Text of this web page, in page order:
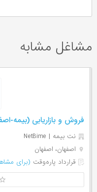
مشاغل مشابه
فروش و بازاریابی (بیمه-
نت بیمه | NetBime
اصفهان، اصفهان
قرارداد پاره‌وقت (برای